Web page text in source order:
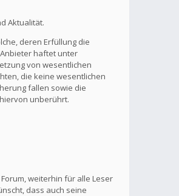
Aktualität.
deren Erfüllung die
haftet unter
von wesentlichen
die keine wesentlichen
fallen sowie die
unberührt.
weiterhin für alle Leser
dass auch seine